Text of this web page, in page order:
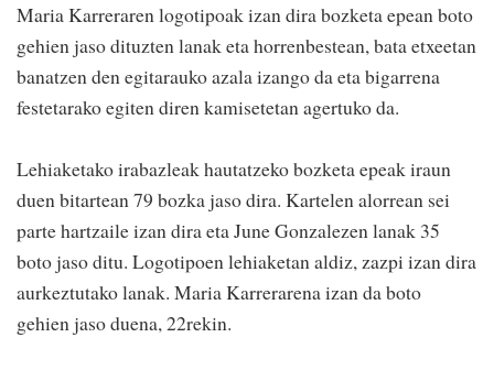
Maria Karreraren logotipoak izan dira bozketa epean boto
gehien jaso dituzten lanak eta horrenbestean, bata etxeetan
banatzen den egitarauko azala izango da eta bigarrena
festetarako egiten diren kamisetetan agertuko da.
Lehiaketako irabazleak hautatzeko bozketa epeak iraun
duen bitartean 79 bozka jaso dira. Kartelen alorrean sei
parte hartzaile izan dira eta June Gonzalezen lanak 35
boto jaso ditu. Logotipoen lehiaketan aldiz, zazpi izan dira
aurkeztutako lanak. Maria Karrerarena izan da boto
gehien jaso duena, 22rekin.